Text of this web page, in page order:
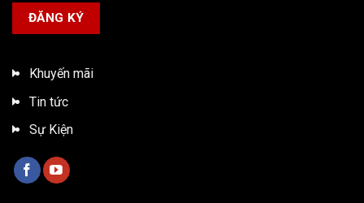
Khuyến mãi
Tin tức
Sự Kiện